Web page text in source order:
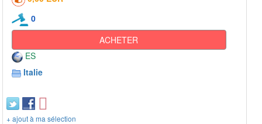
0
ACHETER
ES
Italie
+ ajout à ma sélection